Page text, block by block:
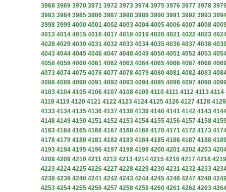
3968 3969 3970 3971 3972 3973 3974 3975 3976 3977 3978
3983 3984 3985 3986 3987 3988 3989 3990 3991 3992 3993
3998 3999 4000 4001 4002 4003 4004 4005 4006 4007 4008
4013 4014 4015 4016 4017 4018 4019 4020 4021 4022 4023
4028 4029 4030 4031 4032 4033 4034 4035 4036 4037 4038
4043 4044 4045 4046 4047 4048 4049 4050 4051 4052 4053
4058 4059 4060 4061 4062 4063 4064 4065 4066 4067 4068
4073 4074 4075 4076 4077 4078 4079 4080 4081 4082 4083
4088 4089 4090 4091 4092 4093 4094 4095 4096 4097 4098
4103 4104 4105 4106 4107 4108 4109 4110 4111 4112 4113 4114
4118 4119 4120 4121 4122 4123 4124 4125 4126 4127 4128 4129
4133 4134 4135 4136 4137 4138 4139 4140 4141 4142 4143
4148 4149 4150 4151 4152 4153 4154 4155 4156 4157 4158
4163 4164 4165 4166 4167 4168 4169 4170 4171 4172 4173
4178 4179 4180 4181 4182 4183 4184 4185 4186 4187 4188
4193 4194 4195 4196 4197 4198 4199 4200 4201 4202 4203
4208 4209 4210 4211 4212 4213 4214 4215 4216 4217 4218 4219
4223 4224 4225 4226 4227 4228 4229 4230 4231 4232 4233
4238 4239 4240 4241 4242 4243 4244 4245 4246 4247 4248
4253 4254 4255 4256 4257 4258 4259 4260 4261 4262 4263